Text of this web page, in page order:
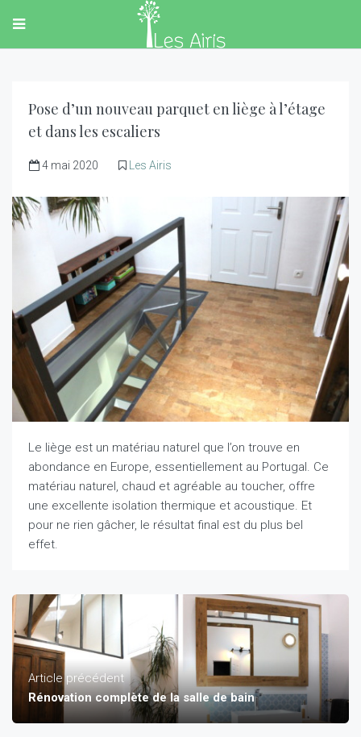
Pose d’un nouveau parquet en liège à l’étage
et dans les escaliers
4 mai 2020 Les Airis
Le liège est un matériau naturel que l’on trouve en
abondance en Europe, essentiellement au Portugal. Ce
matériau naturel, chaud et agréable au toucher, offre
une excellente isolation thermique et acoustique. Et
pour ne rien gâcher, le résultat final est du plus bel
effet.
Article précédent
Rénovation complète de la salle de bain